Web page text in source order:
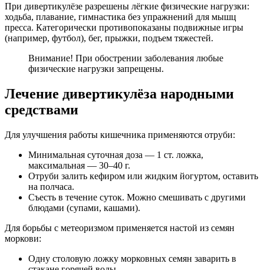
При дивертикулёзе разрешены лёгкие физические нагрузки:
ходьба, плавание, гимнастика без упражнений для мышц
пресса. Категорически противопоказаны подвижные игры
(например, футбол), бег, прыжки, подъем тяжестей.
Внимание! При обострении заболевания любые
физические нагрузки запрещены.
Лечение дивертикулёза народными
средствами
Для улучшения работы кишечника применяются отруби:
Минимальная суточная доза — 1 ст. ложка,
максимальная — 30–40 г.
Отруби залить кефиром или жидким йогуртом, оставить
на полчаса.
Съесть в течение суток. Можно смешивать с другими
блюдами (супами, кашами).
Для борьбы с метеоризмом применяется настой из семян
моркови:
Одну столовую ложку морковных семян заварить в